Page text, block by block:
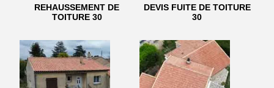
REHAUSSEMENT DE
TOITURE 30
DEVIS FUITE DE TOITURE
30